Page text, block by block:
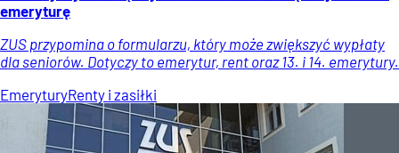
emeryturę
ZUS przypomina o formularzu, który może zwiększyć wypłaty
dla seniorów. Dotyczy to emerytur, rent oraz 13. i 14. emerytury.
EmeryturyRenty i zasiłki